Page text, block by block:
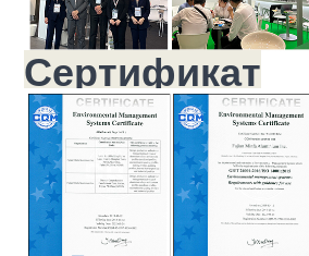
Сертификат